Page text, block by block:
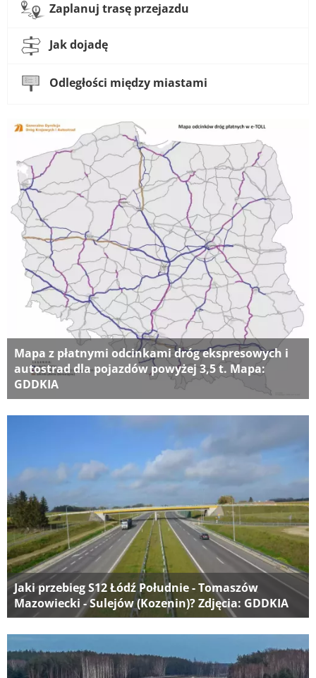
Zaplanuj trasę przejazdu
Jak dojadę
Odległości między miastami
Mapa z płatnymi odcinkami dróg ekspresowych i
autostrad dla pojazdów powyżej 3,5 t. Mapa:
GDDKIA
Jaki przebieg S12 Łódź Południe - Tomaszów
Mazowiecki - Sulejów (Kozenin)? Zdjęcia: GDDKIA